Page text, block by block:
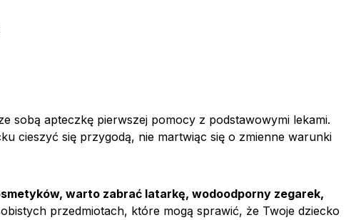
sobą apteczkę pierwszej pomocy z podstawowymi lekami.
cieszyć się przygodą, nie martwiąc się o zmienne warunki
warto zabrać latarkę, wodoodporny zegarek,
przedmiotach, które mogą sprawić, że Twoje dziecko